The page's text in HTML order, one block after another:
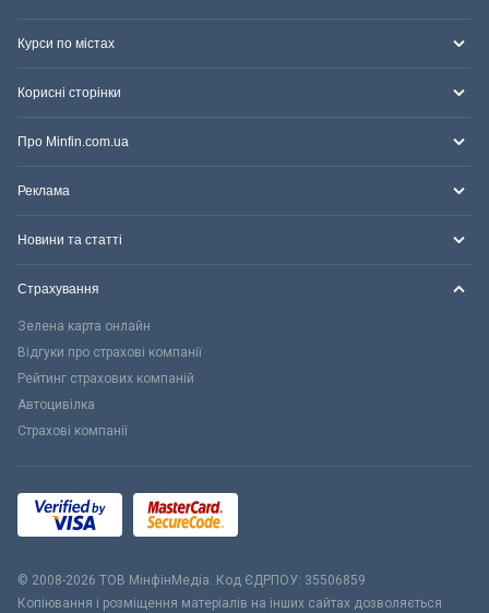
Курси по містах
Корисні сторінки
Про Minfin.com.ua
Реклама
Новини та статті
Страхування
Зелена карта онлайн
Відгуки про страхові компанії
Рейтинг страхових компаній
Автоцивілка
Страхові компанії
© 2008-2026 ТОВ МiнфiнМедiа. Код ЄДРПОУ: 35506859
Копіювання і розміщення матеріалів на інших сайтах дозволяється